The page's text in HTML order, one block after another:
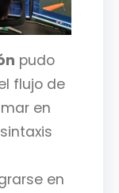
pudo
flujo de
en
en